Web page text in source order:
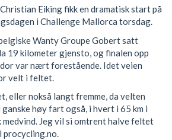
Eiking fikk en dramatisk start på
i Challenge Mallorca torsdag.
Wanty Groupe Gobert satt
19 kilometer gjensto, og finalen opp
var nært forestående. Idet veien
velt i feltet.
eller nokså langt fremme, da velten
høy fart også, i hvert i 65 km i
Jeg vil si omtrent halve feltet
procycling.no.